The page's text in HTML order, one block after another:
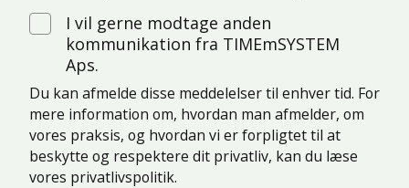
I vil gerne modtage anden
kommunikation fra TIMEmSYSTEM
Aps.
Du kan afmelde disse meddelelser til enhver tid. For
mere information om, hvordan man afmelder, om
vores praksis, og hvordan vi er forpligtet til at
beskytte og respektere dit privatliv, kan du læse
vores privatlivspolitik.